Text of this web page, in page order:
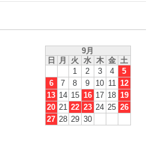
9月
日
月 火 水 木 金 土
1
2 3 4
5
6
7 8 9 10 11
12
13 14 15 16 17 18 19
20 21 22 23 24 25 26
27 28 29 30